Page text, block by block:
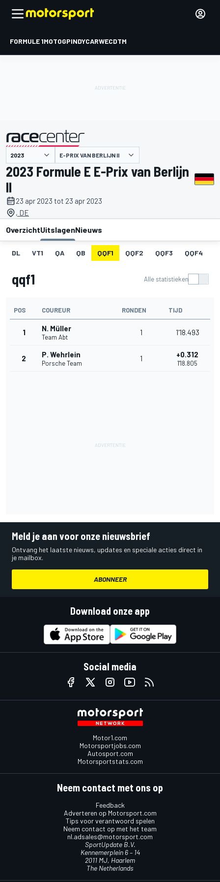
FORMULE 1MOTOGPINDYCARWECDTM
gepresenteerd door E-PRIX VAN BERLIJN II
2023 Formule E E-Prix van Berlijn
II
23 apr 2023 tot 23 apr 2023
, DE
OverzichtUitslagenNieuws
DL VT1 QA QB QQF1 QQF2 QQF3 QQF4
qqf1 Alle statistieken
POS COUREUR RONDEN TIJD
1 N. Müller
Team Abt
1 1'18.493
2 P. Wehrlein
Porsche Team
1 +0.312
1'18.805
Meld je aan voor onze nieuwsbrief
Ontvang het laatste nieuws, updates en speciale acties direct in
je mailbox.
ABONNEER
Download onze app
Social media
Motor1.com
Motorsportjobs.com
Autosport.com
Motorsportstats.com
Neem contact met ons op
Feedback
Adverteren op Motorsport.com
Tips voor verantwoord spelen
Neem contact op met het team
nl.adsales@motorsport.com
SportUpdate B.V.
Kennemerplein 6 – 14
2011 MJ, Haarlem
The Netherlands